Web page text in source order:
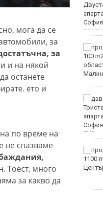
мога да се
за
за
и на някой
останете
ето и
по време на
не спазваме
Тоест, много
за какво да
за седмица
крос ще се
тази събота в
градина на
Девня гостува на
(Провадия) за
купа